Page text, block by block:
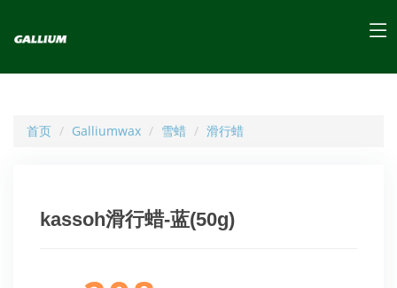
首页 Galliumwax 雪蜡 滑行蜡
kassoh滑行蜡-蓝(50g)